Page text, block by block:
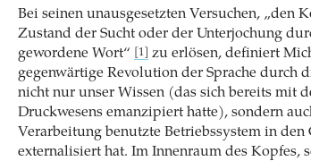
Bei seinen unausgesetzten Versuchen, „den
Zustand der Sucht oder der Unter­jochung
gewordene Wort“
[1]
zu erlösen, definiert
gegenwärtige Revolution der Sprache durch
nicht nur unser Wissen (das sich bereits mit
Druckwesens emanzipiert hatte), sondern
Verarbeitung benutzte Betriebssystem in den
externalisiert hat. Im Innenraum des Kopfes,